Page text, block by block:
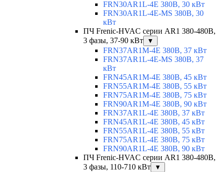
FRN30AR1L-4E 380В, 30 кВт
FRN30AR1L-4E-MS 380В, 30
кВт
ПЧ Frenic-HVAC серии AR1 380-480В,
3 фазы, 37-90 кВт
▼
FRN37AR1M-4E 380В, 37 кВт
FRN37AR1L-4E-MS 380В, 37
кВт
FRN45AR1M-4E 380В, 45 кВт
FRN55AR1M-4E 380В, 55 кВт
FRN75AR1M-4E 380В, 75 кВт
FRN90AR1M-4E 380В, 90 кВт
FRN37AR1L-4E 380В, 37 кВт
FRN45AR1L-4E 380В, 45 кВт
FRN55AR1L-4E 380В, 55 кВт
FRN75AR1L-4E 380В, 75 кВт
FRN90AR1L-4E 380В, 90 кВт
ПЧ Frenic-HVAC серии AR1 380-480В,
3 фазы, 110-710 кВт
▼